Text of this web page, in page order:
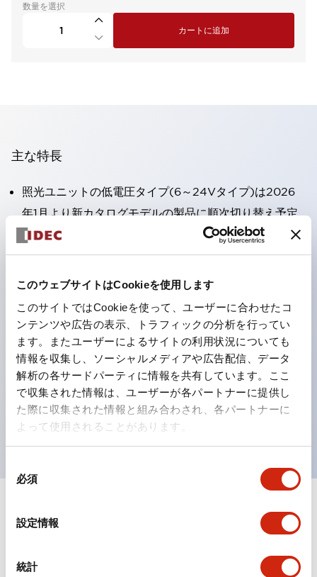
このウェブサイトはCookieを使用します
このサイトではCookieを使って、ユーザーに合わせたコ
ンテンツや広告の表示、トラフィックの分析を行ってい
ます。またユーザーによるサイトの利用状況についても
情報を収集し、ソーシャルメディアや広告配信、データ
解析の各サードパーティに情報を共有しています。ここ
で収集された情報は、ユーザーが各パートナーに提供し
た際に収集された情報と組み合わされ、各パートナーに
よって使用されることがあります。
必須
設定情報
統計
数量を選択
カートに追加
主な特長
照光ユニットの低電圧タイプ(6～24Vタイプ)は2026
年1月より新カタログモデルの製品に順次切り替え予定
高電圧タイプのLED球が搭載可能になり、ダイレクト
タイプの定格使用電圧が最大240Vまで対応可能になり
ました。
プを除く）
丸形圧着端子の配線工数を大幅に削減。
ひとつで6色の役をこなすLED球（LSRD球）。これま
で色ごとに分かれていたLED球を、1色のLED球で各色
を表現できるようにしました。
UL、CSA、TÜV、CCC認証品。（一部機種は除く）
ドキュメントとファイル
カタログ